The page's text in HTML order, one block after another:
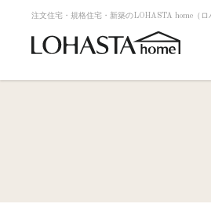
注文住宅・規格住宅・新築のLOHASTA home（